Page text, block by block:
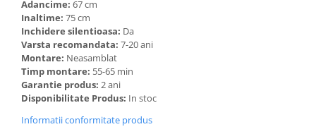
Adancime: 67 cm
Inaltime: 75 cm
Inchidere silentioasa: Da
Varsta recomandata: 7-20 ani
Montare: Neasamblat
Timp montare: 55-65 min
Garantie produs: 2 ani
Disponibilitate Produs: In stoc
Informatii conformitate produs